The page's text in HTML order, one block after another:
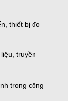
thiết bị đo
truyền
trong công